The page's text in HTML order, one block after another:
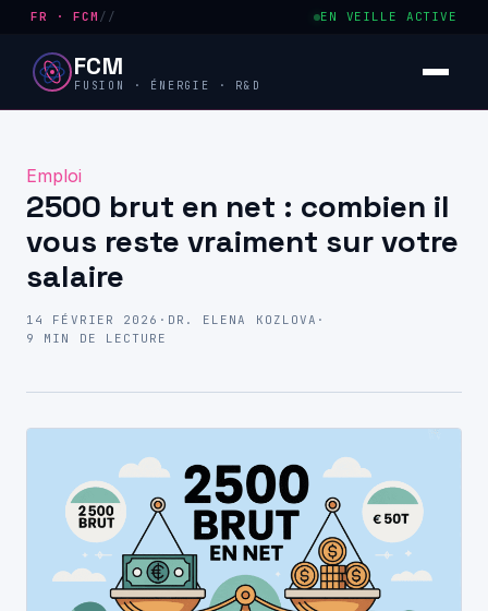
FR · FCM // EN VEILLE ACTIVE
FCM
FUSION · ÉNERGIE · R&D
Emploi
2500 brut en net : combien il
vous reste vraiment sur votre
salaire
14 FÉVRIER 2026 · DR. ELENA KOZLOVA ·
9 MIN DE LECTURE